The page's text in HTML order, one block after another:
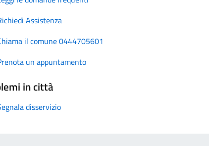
Assistenza
il comune 0444705601
un appuntamento
in città
disservizio